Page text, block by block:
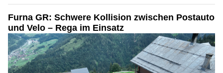
Furna GR: Schwere Kollision zwischen Postauto
und Velo – Rega im Einsatz